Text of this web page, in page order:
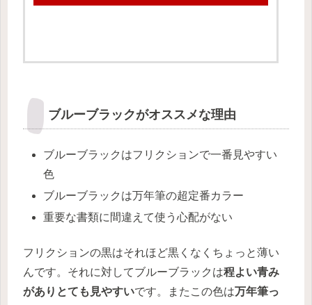
ブルーブラックがオススメな理由
ブルーブラックはフリクションで一番見やすい
色
ブルーブラックは万年筆の超定番カラー
重要な書類に間違えて使う心配がない
フリクションの黒はそれほど黒くなくちょっと薄い
んです。それに対してブルーブラックは程よい青み
がありとても見やすいです。またこの色は万年筆っ